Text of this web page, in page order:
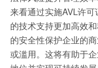
来看通过实施AVL许
的技术支持更加高效
的安全性保护企业的
或滥用。这将有助于